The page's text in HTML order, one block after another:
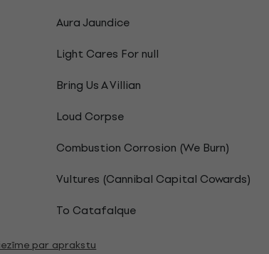
Aura Jaundice
Light Cares For null
Bring Us A Villian
Loud Corpse
Combustion Corrosion (We Burn)
Vultures (Cannibal Capital Cowards)
To Catafalque
par aprakstu